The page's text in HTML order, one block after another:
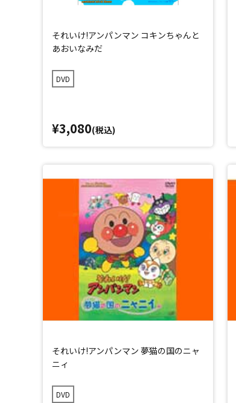
それいけ!アンパンマン コキンちゃんと
あおいなみだ
DVD
¥3,080(税込)
それいけ!アンパンマン 夢猫の国のニャ
ニィ
DVD